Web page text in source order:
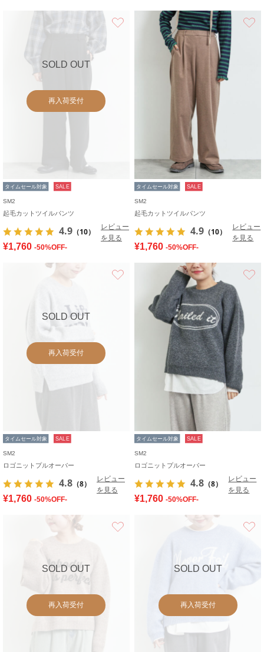
SOLD OUT
再入荷受付
お気に入り
タイムセール対象 SALE
SM2
起毛カットツイルパンツ
4.9 （10）
レビュー
を見る
¥1,760 -50%OFF-
タイムセール対象 SALE
SM2
起毛カットツイルパンツ
4.9 （10）
レビュー
を見る
¥1,760 -50%OFF-
SOLD OUT
再入荷受付
タイムセール対象 SALE
SM2
ロゴニットプルオーバー
4.8 （8）
レビュー
を見る
¥1,760 -50%OFF-
タイムセール対象 SALE
SM2
ロゴニットプルオーバー
4.8 （8）
レビュー
を見る
¥1,760 -50%OFF-
SOLD OUT
再入荷受付
SOLD OUT
再入荷受付